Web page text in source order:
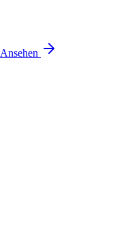
Ansehen